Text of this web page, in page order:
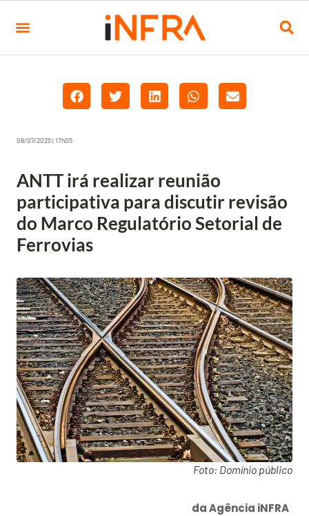
08/07/2025 | 17h05
ANTT irá realizar reunião
participativa para discutir revisão
do Marco Regulatório Setorial de
Ferrovias
Foto: Domínio público
da Agência iNFRA